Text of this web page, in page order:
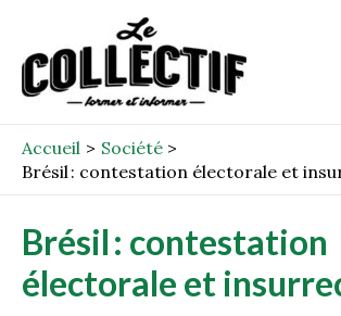
contenu
Accueil
Société
Brésil : contestation électorale et
Brésil: contestation
électorale et
navigation